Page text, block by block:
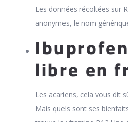
Les données récoltées sur
anonymes, le nom
libre en
Les acariens, cela vous dit
Mais quels sont ses